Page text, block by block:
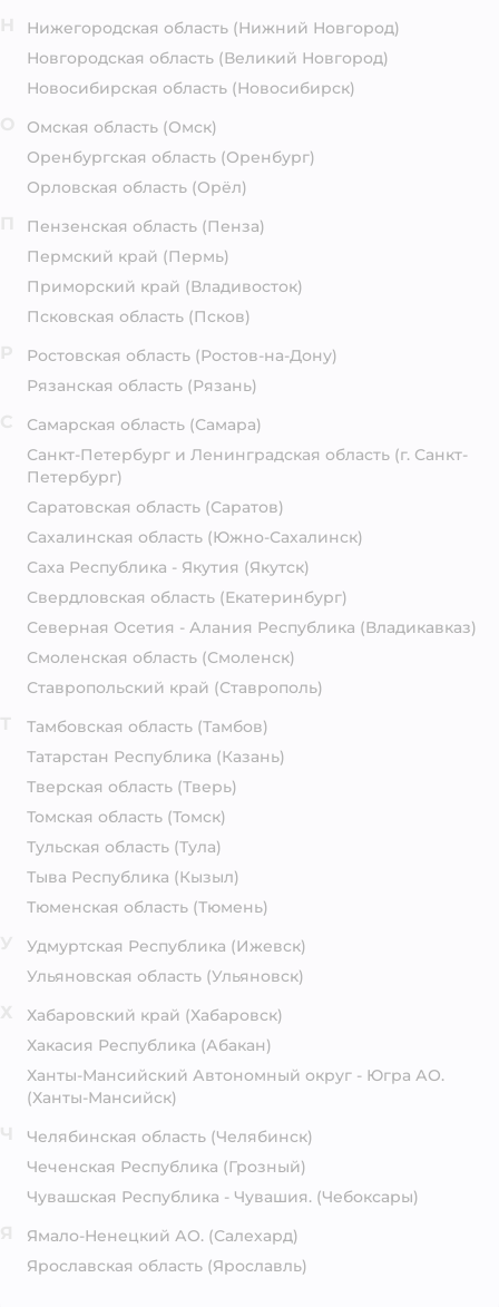
Нижегородская область (Нижний Новгород)
Новгородская область (Великий Новгород)
Новосибирская область (Новосибирск)
Омская область (Омск)
Оренбургская область (Оренбург)
Орловская область (Орёл)
Пензенская область (Пенза)
Пермский край (Пермь)
Приморский край (Владивосток)
Псковская область (Псков)
Ростовская область (Ростов-на-Дону)
Рязанская область (Рязань)
Самарская область (Самара)
Санкт-Петербург и Ленинградская область (г. Санкт-
Петербург)
Саратовская область (Саратов)
Сахалинская область (Южно-Сахалинск)
Саха Республика - Якутия (Якутск)
Свердловская область (Екатеринбург)
Северная Осетия - Алания Республика (Владикавказ)
Смоленская область (Смоленск)
Ставропольский край (Ставрополь)
Тамбовская область (Тамбов)
Татарстан Республика (Казань)
Тверская область (Тверь)
Томская область (Томск)
Тульская область (Тула)
Тыва Республика (Кызыл)
Тюменская область (Тюмень)
Удмуртская Республика (Ижевск)
Ульяновская область (Ульяновск)
Хабаровский край (Хабаровск)
Хакасия Республика (Абакан)
Ханты-Мансийский Автономный округ - Югра АО.
(Ханты-Мансийск)
Челябинская область (Челябинск)
Чеченская Республика (Грозный)
Чувашская Республика - Чувашия. (Чебоксары)
Ямало-Ненецкий АО. (Салехард)
Ярославская область (Ярославль)